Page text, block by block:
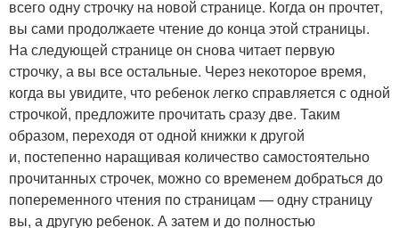
всего одну строчку на новой странице. Когда он прочтет,
вы сами продолжаете чтение до конца этой страницы.
На следующей странице он снова читает первую
строчку, а вы все остальные. Через некоторое время,
когда вы увидите, что ребенок легко справляется с одной
строчкой, предложите прочитать сразу две. Таким
образом, переходя от одной книжки к другой
и, постепенно наращивая количество самостоятельно
прочитанных строчек, можно со временем добраться до
попеременного чтения по страницам — одну страницу
вы, а другую ребенок. А затем и до полностью